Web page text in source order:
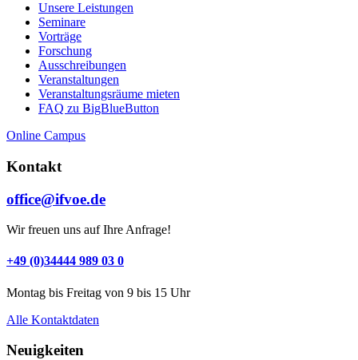
Unsere Leistungen
Seminare
Vorträge
Forschung
Ausschreibungen
Veranstaltungen
Veranstaltungs­räume mieten
FAQ zu BigBlueButton
Online Campus
Kontakt
office@ifvoe.de
Wir freuen uns auf Ihre Anfrage!
+49 (0)34444 989 03 0
Montag bis Freitag von 9 bis 15 Uhr
Alle Kontaktdaten
Neuigkeiten